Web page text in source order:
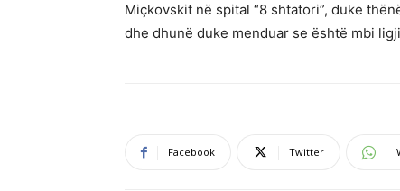
Miçkovskit në spital “8 shtatori”, duke
dhe dhunë duke menduar se është mbi
Facebook Twitter